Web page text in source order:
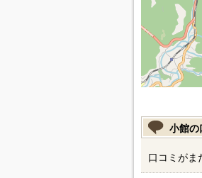
小館の
口コミがま